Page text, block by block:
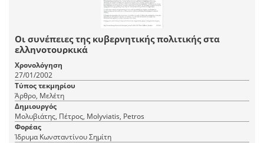
Οι συνέπειες της κυβερνητικής πολιτικής στα
ελληνοτουρκικά
Χρονολόγηση
27/01/2002
Τύπος τεκμηρίου
Άρθρο, Μελέτη
Δημιουργός
Μολυβιάτης, Πέτρος, Molyviatis, Petros
Φορέας
Ίδρυμα Κωνσταντίνου Σημίτη